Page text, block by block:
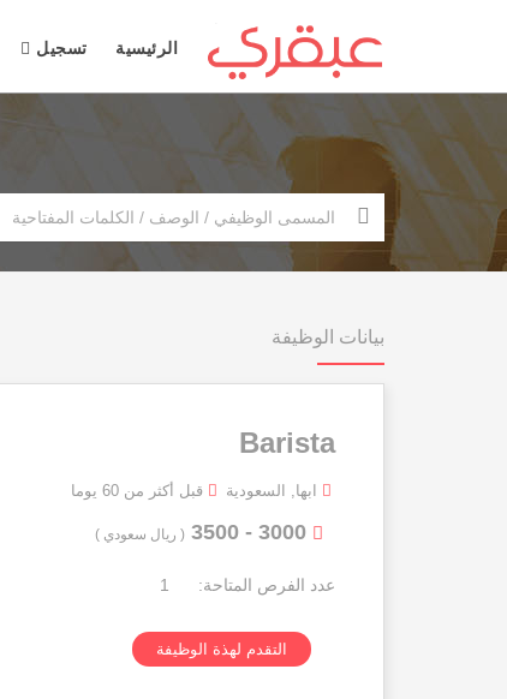
الرئيسية تسجيل
بيانات الوظيفة
Barista
ابها, السعودية قبل أكثر من 60 يوما
( ريال سعودي )
عدد الفرص المتاحة: 1
التقدم لهذة الوظيفة